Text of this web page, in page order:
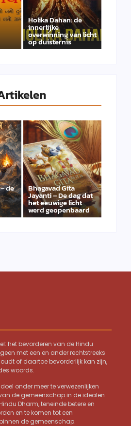
Holika Dahan: de
innerlijke
overwinning van licht
op duisternis
de Bhagavad Gita
Jayanti – De dag dat
het eeuwige licht
werd geopenbaard
het bevorderen van de Hindu
met een en ander rechtstreeks
of daartoe bevorderlijk kan zijn,
woords.
onder meer te verwezenlijken
de gemeenschap in de idealen
Dharm, teneinde betere en
en te komen tot een
de gemeenschap.